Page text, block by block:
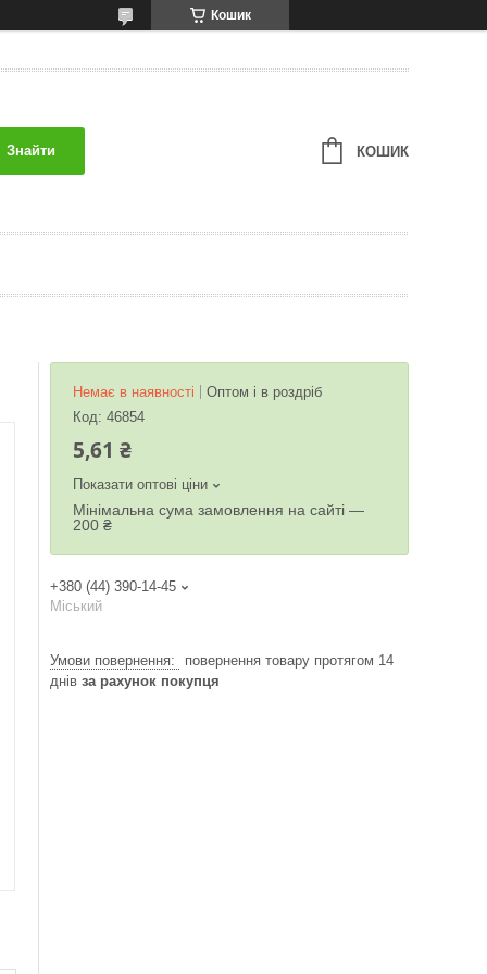
Кошик
Знайти КОШИК
Немає в наявності
Оптом і в роздріб
Код: 46854
5,61 ₴
Показати оптові ціни
Мінімальна сума замовлення на сайті —
200 ₴
+380 (44) 390-14-45
Міський
повернення товару протягом 14
днів за рахунок покупця